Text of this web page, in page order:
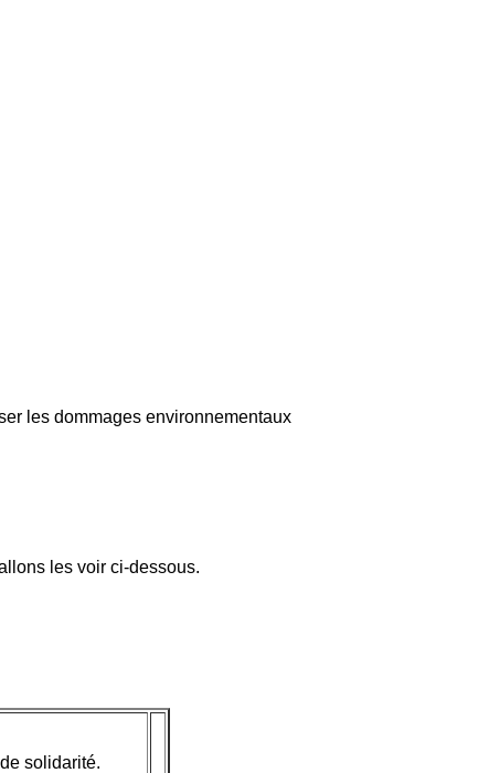
les dommages environnementaux
les voir ci-dessous.
solidarité.